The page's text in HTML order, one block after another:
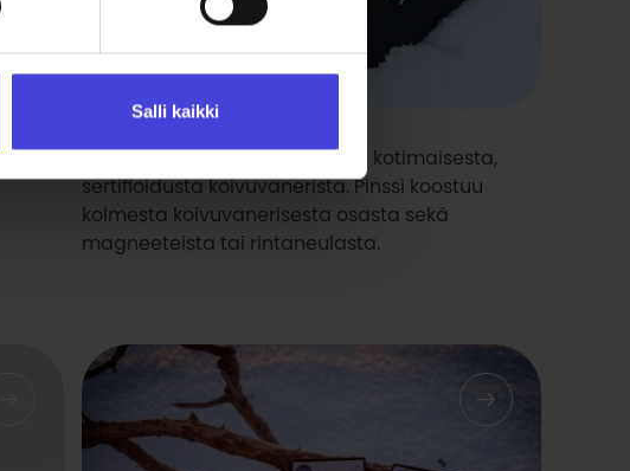
Salli kaikki
Oulu2026-pinssi
Pinssi on valmistettu käsityönä kotimaisesta,
sertifioidusta koivuvanerista. Pinssi koostuu
kolmesta koivuvanerisesta osasta sekä
magneeteista tai rintaneulasta.